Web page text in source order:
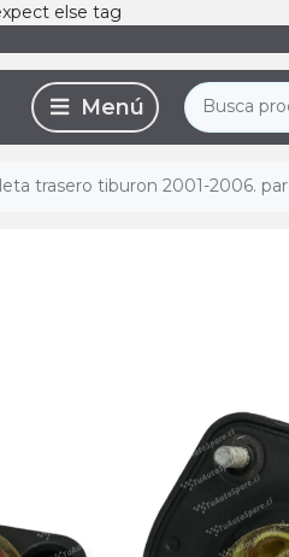
else tag
trasero tiburon 2001-2006. par